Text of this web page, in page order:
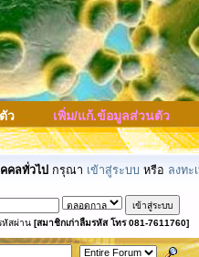
ว เพิ่ม/แก้.ข้อมูลส่วนตัว
คลทั่วไป กรุณา เข้าสู่ระบบ หรือ ลงทะ
หัสผ่าน [สมาชิกเก่าลืมรหัส โทร 081-7611760]